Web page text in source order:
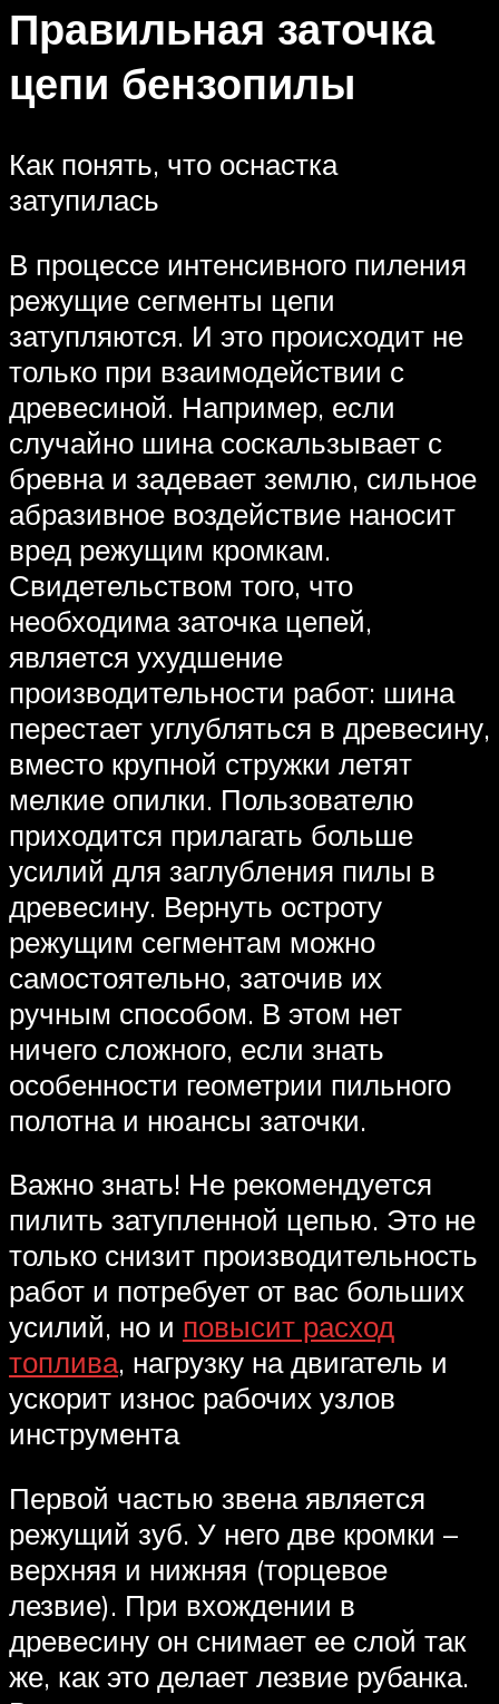
Правильная заточка
цепи бензопилы
Как понять, что оснастка
затупилась
В процессе интенсивного пиления
режущие сегменты цепи
затупляются. И это происходит не
только при взаимодействии с
древесиной. Например, если
случайно шина соскальзывает с
бревна и задевает землю, сильное
абразивное воздействие наносит
вред режущим кромкам.
Свидетельством того, что
необходима заточка цепей,
является ухудшение
производительности работ: шина
перестает углубляться в древесину,
вместо крупной стружки летят
мелкие опилки. Пользователю
приходится прилагать больше
усилий для заглубления пилы в
древесину. Вернуть остроту
режущим сегментам можно
самостоятельно, заточив их
ручным способом. В этом нет
ничего сложного, если знать
особенности геометрии пильного
полотна и нюансы заточки.
Важно знать! Не рекомендуется
пилить затупленной цепью. Это не
только снизит производительность
работ и потребует от вас больших
усилий, но и повысит расход
топлива, нагрузку на двигатель и
ускорит износ рабочих узлов
инструмента
Первой частью звена является
режущий зуб. У него две кромки –
верхняя и нижняя (торцевое
лезвие). При вхождении в
древесину он снимает ее слой так
же, как это делает лезвие рубанка.